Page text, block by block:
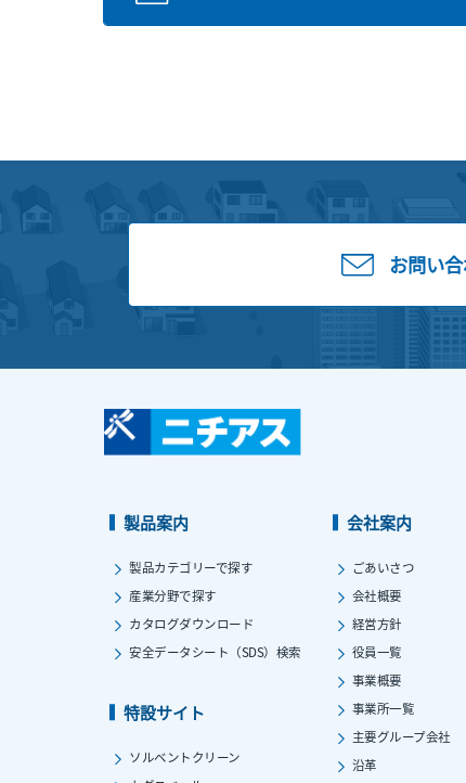
お問い
製品案内
製品カテゴリーで探す
産業分野で探す
カタログダウンロード
安全データシート（SDS）検索
特設サイト
ソルベントクリーン
会社案内
ごあいさつ
会社概要
経営方針
役員一覧
事業概要
事業所一覧
主要グループ会社
沿革